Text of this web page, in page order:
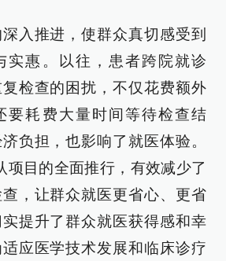
入推进，使群众真切感受到
实惠。以往，患者跨院就诊
检查的困扰，不仅花费额外
要耗费大量时间等待检查结
负担，也影响了就医体验。
项目的全面推行，有效减少了
，让群众就医更省心、更省
提升了群众就医获得感和幸
应医学技术发展和临床诊疗